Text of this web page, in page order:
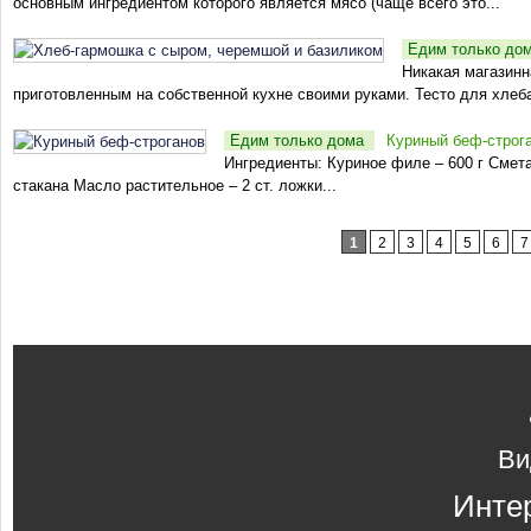
Едим только
Никакая
приготовленным на собственной кухне своими руками. Тесто для
Едим только дома
Куриный беф-
Ингредиенты: Куриное филе – 600 г
стакана Масло растительное – 2 ст. ложки...
1 2 3 4 5 6 7